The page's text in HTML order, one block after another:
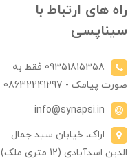
راه های ارتباط با
سیناپسی
09351815358 فقط به
صورت پیامک - 08632241297
info@synapsi.in
اراک، خیابان سید جمال
الدین اسدآبادی (12 متری ملک)